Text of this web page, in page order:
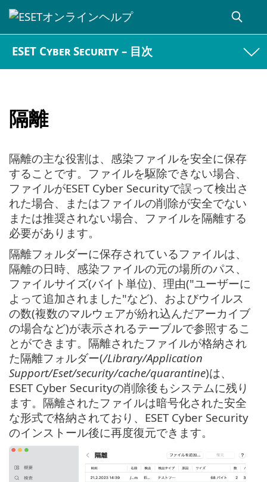
ESET Cyber Security – 目次
隔離
隔離の主な役割は、感染ファイルを安全に保存
することです。ファイルを駆除できない場合、
ファイルがESET Cyber Securityで誤って検出さ
れた場合、またはファイルの削除が安全でない
または推奨されない場合、ファイルを隔離する
必要があります。
隔離フォルダーに保存されているファイルは、
隔離の日時、感染ファイルの元の場所のパス、
ファイルサイズ(バイト単位)、理由("ユーザーに
よって追加されました"など)、およびウイルス
の数(複数のマルウェアが紛れ込んだアーカイブ
の場合など)が表示されるテーブルで参照するこ
とができます。隔離されたファイルが格納され
た隔離フォルダー(/Library/Application
Support/Eset/security/cache/quarantine)は、
ESET Cyber Securityの削除後もシステムに残り
ます。隔離されたファイルは暗号化された安全
な形式で格納されており、ESET Cyber Security
のインストール後に再度復元できます。